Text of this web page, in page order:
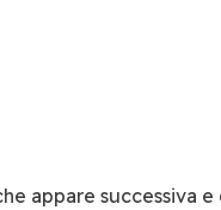
appare successiva